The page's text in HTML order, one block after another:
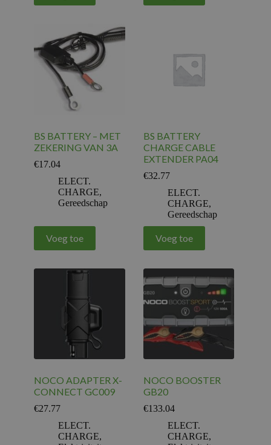
BS BATTERY – MET
ZEKERING VAN 3A
€17.04
ELECT.
CHARGE,
Gereedschap
Voeg toe
BS BATTERY
CHARGE CABLE
EXTENDER PA04
€32.77
ELECT.
CHARGE,
Gereedschap
Voeg toe
NOCO ADAPTER X-
CONNECT GC009
€27.77
ELECT.
CHARGE,
NOCO BOOSTER
GB20
€133.04
ELECT.
CHARGE,